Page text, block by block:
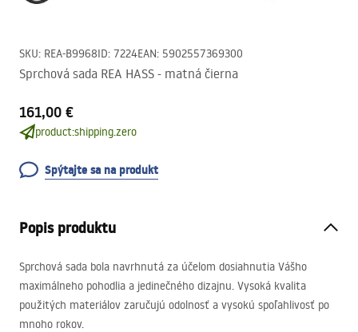
SKU: REA-B9968ID: 7224EAN: 5902557369300
Sprchová sada REA HASS - matná čierna
161,00 €
product:shipping.zero
Spýtajte sa na produkt
Popis produktu
Sprchová sada bola navrhnutá za účelom dosiahnutia Vášho
maximálneho pohodlia a jedinečného dizajnu. Vysoká kvalita
použitých materiálov zaručujú odolnosť a vysokú spoľahlivosť po
mnoho rokov.